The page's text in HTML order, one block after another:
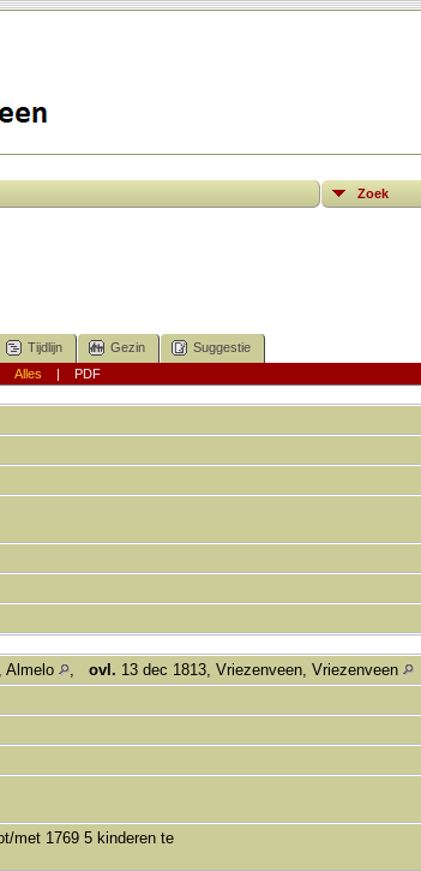
Zoek
Tijdlijn Gezin
Suggestie
Alles | PDF
Almelo , ovl. 13 dec 1813, Vriezenveen, Vriezenveen
met 1769 5 kinderen te